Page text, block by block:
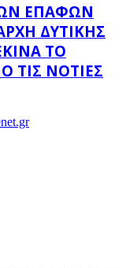
ΕΠΑΦΏΝ
ΔΥΤΙΚΉΣ
ΤΟ
ΤΙΣ ΝΌΤΙΕΣ